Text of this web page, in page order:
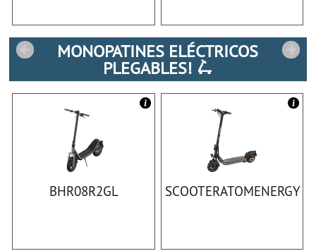
MONOPATINES ELÉCTRICOS
PLEGABLES! 🛴
BHR08R2GL SCOOTERATOMENERGY